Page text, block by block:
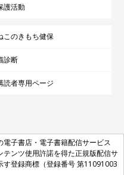
護活動
このきもち健保
診断
読者専用ページ
電子書店・電子書籍配信サービス
テンツ使用許諾を得た正規版配信サ
す登録商標（登録番号 第11091003